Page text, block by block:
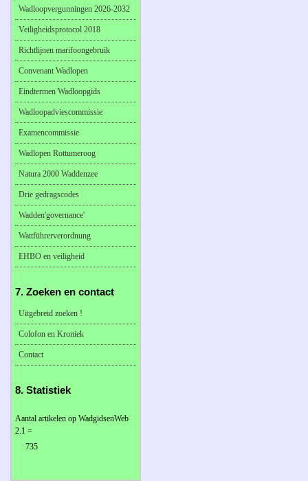
Wadloopvergunningen 2026-2032
Veiligheidsprotocol 2018
Richtlijnen marifoongebruik
Convenant Wadlopen
Eindtermen Wadloopgids
Wadloopadviescommissie
Examencommissie
Wadlopen Rottumeroog
Natura 2000 Waddenzee
Drie gedragscodes
Wadden'governance'
Wattführerverordnung
EHBO en veiligheid
7. Zoeken en contact
Uitgebreid zoeken !
Colofon en Kroniek
Contact
8. Statistiek
Aantal artikelen op WadgidsenWeb
2.1 =
735